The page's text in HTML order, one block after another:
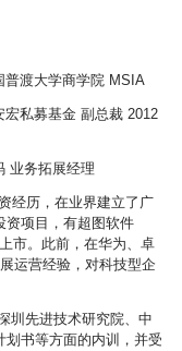
普渡大学商学院 MSIA
私募基金 副总裁 2012
业务拓展经理
经历，在业界建立了广
资项目，有超图软件
市。此前，在华为、卓
运营经验，对科技型企
圳先进技术研究院、中
书等方面的内训，并受